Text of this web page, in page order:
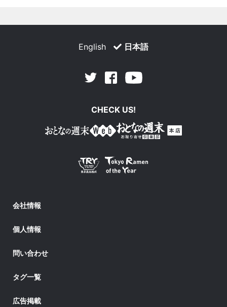
English 日本語
Twitter Facebook
CHECK US!
会社情報
個人情報
問い合わせ
タグ一覧
広告掲載